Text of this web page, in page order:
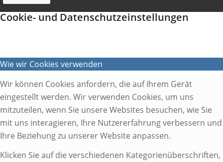
Cookie- und Datenschutzeinstellungen
Wie wir Cookies verwenden
Wir können Cookies anfordern, die auf Ihrem Gerät
eingestellt werden. Wir verwenden Cookies, um uns
mitzuteilen, wenn Sie unsere Websites besuchen, wie Sie
mit uns interagieren, Ihre Nutzererfahrung verbessern und
Ihre Beziehung zu unserer Website anpassen.
Klicken Sie auf die verschiedenen Kategorienüberschriften,